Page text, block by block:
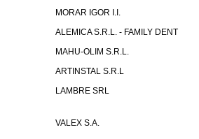
MORAR IGOR I.I.
ALEMICA S.R.L. - FAMILY DENT
MAHU-OLIM S.R.L.
ARTINSTAL S.R.L
LAMBRE SRL
VALEX S.A.